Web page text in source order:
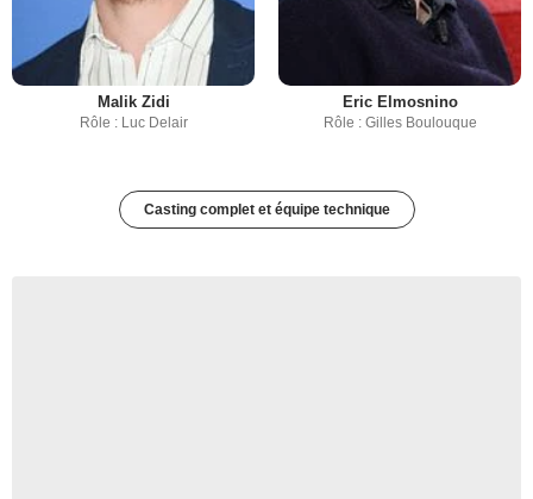
Malik Zidi
Rôle : Luc Delair
Eric Elmosnino
Rôle : Gilles Boulouque
Casting complet et équipe technique